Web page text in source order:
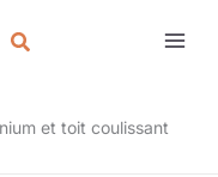
et toit coulissant